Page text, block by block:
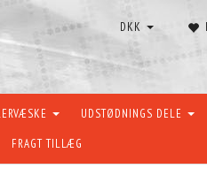
DKK
UDSTØDNINGS DELE
FRAGT TILLÆG